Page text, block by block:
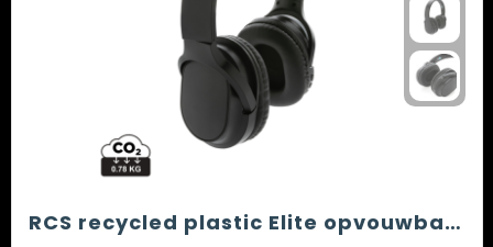
RCS recycled plastic Elite opvouwbare draadloze koptelefoon